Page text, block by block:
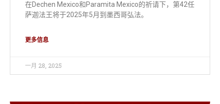
在Dechen Mexico和Paramita Mexico的祈请下，第42任
萨迦法王将于2025年5月到墨西哥弘法。
更多信息
一月 28, 2025